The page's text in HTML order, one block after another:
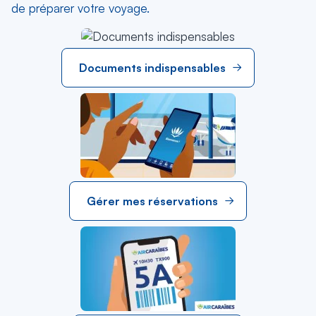
de préparer votre voyage.
Documents indispensables
Gérer mes réservations